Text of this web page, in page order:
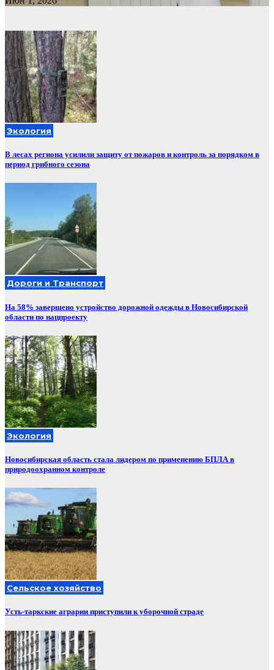
Экология
В лесах региона усилили защиту от пожаров и контроль за порядком в
период грибного сезона
Дороги и Транспорт
На 58% завершено устройство дорожной одежды в Новосибирской
области по нацпроекту
Экология
Новосибирская область стала лидером по применению БПЛА в
природоохранном контроле
Сельское хозяйство
Усть-таркские аграрии приступили к уборочной страде